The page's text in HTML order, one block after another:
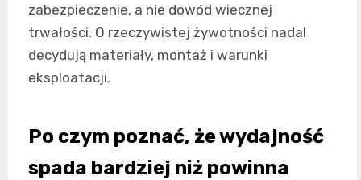
zabezpieczenie, a nie dowód wiecznej
trwałości. O rzeczywistej żywotności nadal
decydują materiały, montaż i warunki
eksploatacji.
Po czym poznać, że wydajność
spada bardziej niż powinna